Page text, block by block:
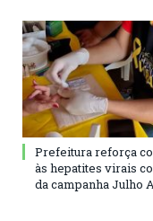
Prefeitura reforça
às hepatites virais
da campanha Julho